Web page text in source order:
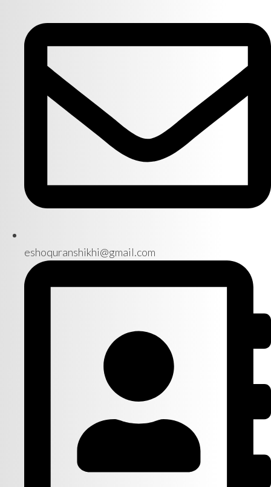
eshoquranshikhi@gmail.com